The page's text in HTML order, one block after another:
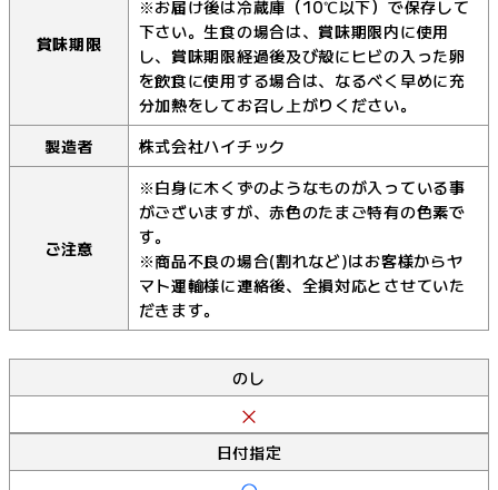
賞味期限
※お届け後は冷蔵庫（10℃以下）で保存して
下さい。生食の場合は、賞味期限内に使用
し、賞味期限経過後及び殻にヒビの入った卵
を飲食に使用する場合は、なるべく早めに充
分加熱をしてお召し上がりください。
製造者
株式会社ハイチック
ご注意
※白身に木くずのようなものが入っている事
がございますが、赤色のたまご特有の色素で
す。
※商品不良の場合(割れなど)はお客様からヤ
マト運輸様に連絡後、全損対応とさせていた
だきます。
のし
日付指定